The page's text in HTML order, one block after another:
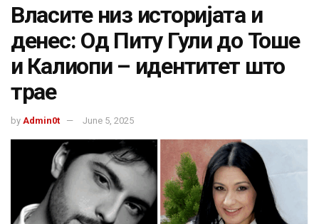
Власите низ историјата и
денес: Од Питу Гули до Тоше
и Калиопи – идентитет што
трае
by Admin0t June 5, 2025